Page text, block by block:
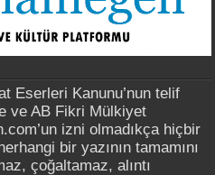
Eserleri Kanunu’nun telif
ve AB Fikri Mülkiyet
izni olmadıkça hiçbir
bir yazının tamamını
çoğaltamaz, alıntı